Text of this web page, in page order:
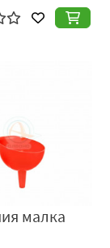
малка